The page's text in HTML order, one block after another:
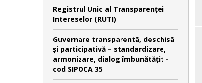
Registrul Unic al Transparenței
Intereselor (RUTI)
Guvernare transparentă, deschisă
și participativă – standardizare,
armonizare, dialog îmbunătățit -
cod SIPOCA 35